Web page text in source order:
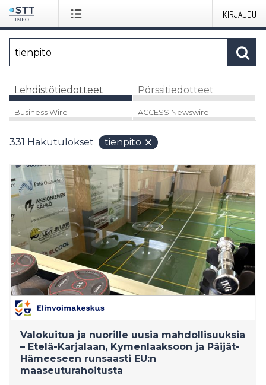
KIRJAUDU
Lehdistötiedotteet Pörssitiedotteet
Business Wire ACCESS Newswire
331 Hakutulokset tienpito
Valokuitua ja nuorille uusia mahdollisuuksia
– Etelä-Karjalaan, Kymenlaaksoon ja Päijät-
Hämeeseen runsaasti EU:n
maaseuturahoitusta